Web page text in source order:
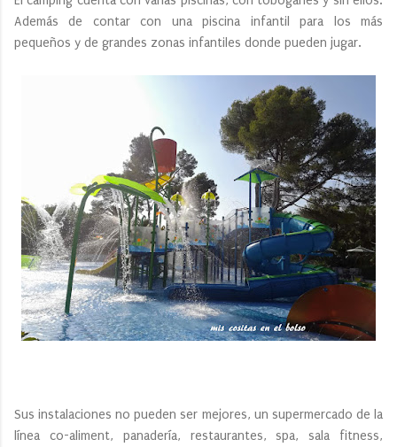
Además de contar con una piscina infantil para los más
pequeños y de grandes zonas infantiles donde pueden jugar.
Sus instalaciones no pueden ser mejores, un supermercado de la
línea co-aliment, panadería, restaurantes, spa, sala fitness,